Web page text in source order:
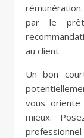
par le
au client.
Un bon
vous
mieux.